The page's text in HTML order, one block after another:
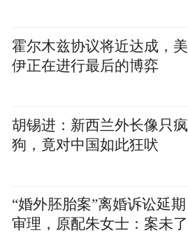
霍尔木兹协议将近达成，美
伊正在进行最后的博弈
胡锡进：新西兰外长像只疯
狗，竟对中国如此狂吠
“婚外胚胎案”离婚诉讼延期
审理，原配朱女士：案未了